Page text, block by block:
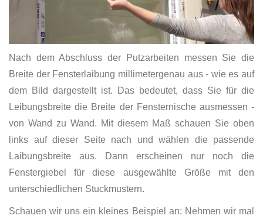
Nach dem Abschluss der Putzarbeiten messen Sie die
Breite der Fensterlaibung millimetergenau aus - wie es auf
dem Bild dargestellt ist. Das bedeutet, dass Sie für die
Leibungsbreite die Breite der Fensternische ausmessen -
von Wand zu Wand. Mit diesem Maß schauen Sie oben
links auf dieser Seite nach und wählen die passende
Laibungsbreite aus. Dann erscheinen nur noch die
Fenstergiebel für diese ausgewählte Größe mit den
unterschiedlichen Stuckmustern.
Schauen wir uns ein kleines Beispiel an: Nehmen wir mal